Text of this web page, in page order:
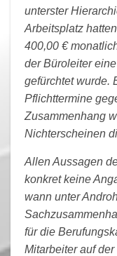
unterster
Arbeitsplatz
400,00 €
der Büroleiter
gefürchtet wurde.
Pflichttermine
Zusammenhang
Nichterscheinen
Allen Aussagen
konkret keine
wann unter
für die
Mitarbeiter auf